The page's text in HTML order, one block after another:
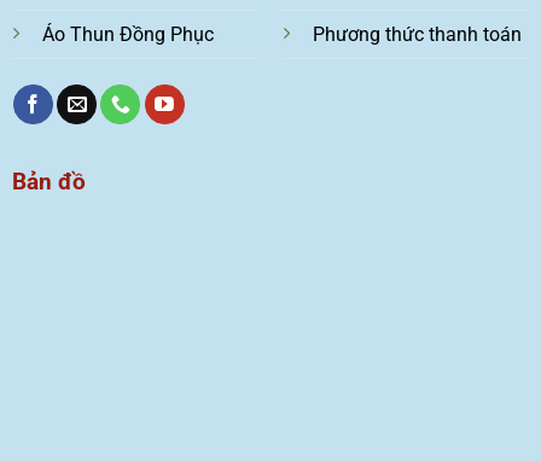
Áo Thun Đồng Phục Phương thức thanh toán
Bản đồ